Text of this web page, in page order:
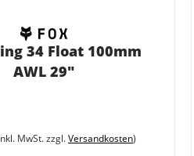
34 Float 100mm
AWL 29"
MwSt. zzgl.Versandkosten)